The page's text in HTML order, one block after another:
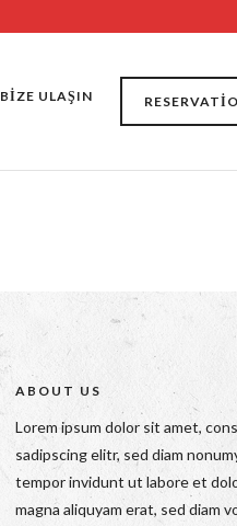
BİZE ULAŞIN
ABOUT US
Lorem ipsum dolor sit amet,
sadipscing elitr, sed diam
tempor invidunt ut labore et
magna aliquyam erat, sed diam